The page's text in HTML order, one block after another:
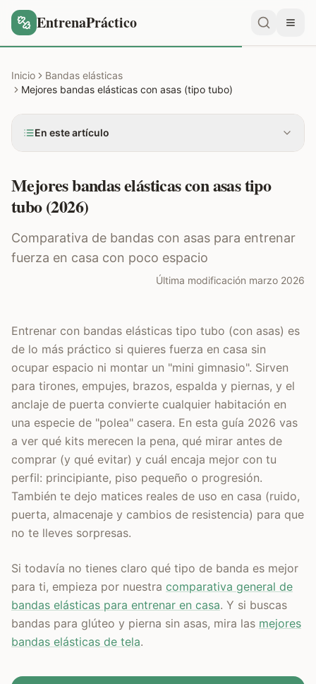
EntrenaPráctico
Inicio
Bandas elásticas
Mejores bandas elásticas con asas (tipo tubo)
En este artículo
Mejores bandas elásticas con asas tipo
tubo (2026)
Comparativa de bandas con asas para entrenar
fuerza en casa con poco espacio
Última modificación marzo 2026
Entrenar con bandas elásticas tipo tubo (con asas) es
de lo más práctico si quieres fuerza en casa sin
ocupar espacio ni montar un "mini gimnasio". Sirven
para tirones, empujes, brazos, espalda y piernas, y el
anclaje de puerta convierte cualquier habitación en
una especie de "polea" casera. En esta guía 2026 vas
a ver qué kits merecen la pena, qué mirar antes de
comprar (y qué evitar) y cuál encaja mejor con tu
perfil: principiante, piso pequeño o progresión.
También te dejo matices reales de uso en casa (ruido,
puerta, almacenaje y cambios de resistencia) para que
no te lleves sorpresas.
Si todavía no tienes claro qué tipo de banda es mejor
para ti, empieza por nuestra comparativa general de
bandas elásticas para entrenar en casa. Y si buscas
bandas para glúteo y pierna sin asas, mira las mejores
bandas elásticas de tela.